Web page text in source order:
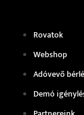
Rovatok
Webshop
Adóvevő
Demó